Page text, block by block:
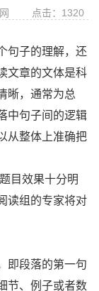
网 点击： 1320
句子的理解，还
文章的文体是科
晰，通常为总
中句子间的逻辑
从整体上准确把
目效果十分明
读组的专家将对
段落的第一句
节、例子或者数